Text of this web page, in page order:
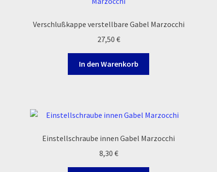
Verschlußkappe verstellbare Gabel Marzocchi
27,50 €
In den Warenkorb
Einstellschraube innen Gabel Marzocchi
8,30 €